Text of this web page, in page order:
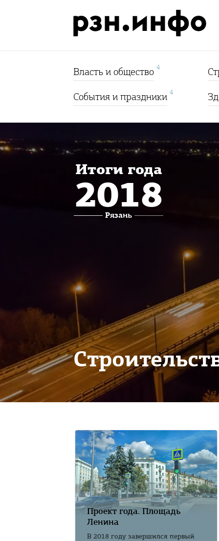
Власть и общество 4
События и праздники 4
Итоги года
2018
Рязань
Проект года. Площадь
Ленина
В 2018 году завершился первый